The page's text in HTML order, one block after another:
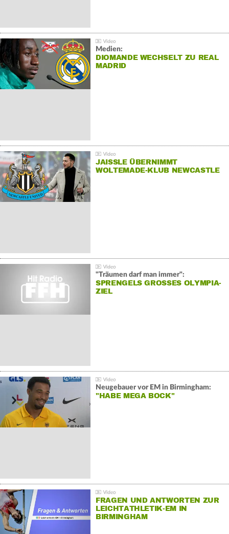
Medien:
DIOMANDE WECHSELT ZU REAL
MADRID
JAISSLE ÜBERNIMMT
WOLTEMADE-KLUB NEWCASTLE
"Träumen darf man immer":
SPRENGELS GROSSES OLYMPIA-Z
IEL
Neugebauer vor EM in Birmingham:
"HABE MEGA BOCK"
FRAGEN UND ANTWORTEN ZUR
LEICHTATHLETIK-EM IN
BIRMINGHAM